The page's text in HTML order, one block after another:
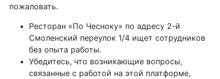
пожаловать.
Ресторан «По Чесноку» по адресу 2-й
Смоленский переулок 1/4 ищет сотрудников
без опыта работы.
Убедитесь, что возникающие вопросы,
связанные с работой на этой платформе,